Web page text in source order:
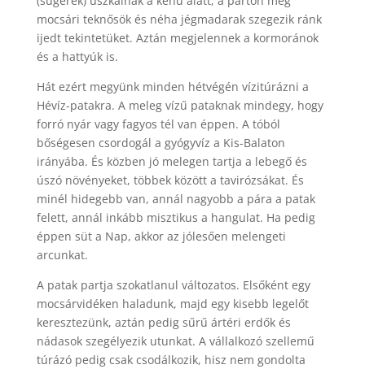
mocsári teknősök és néha jégmadarak szegezik ránk
ijedt tekintetüket. Aztán megjelennek a kormoránok
és a hattyúk is.
Hát ezért megyünk minden hétvégén vízitúrázni a
Hévíz-patakra. A meleg vízű pataknak mindegy, hogy
forró nyár vagy fagyos tél van éppen. A tóból
bőségesen csordogál a gyógyvíz a Kis-Balaton
irányába. És közben jó melegen tartja a lebegő és
úszó növényeket, többek között a tavirózsákat. És
minél hidegebb van, annál nagyobb a pára a patak
felett, annál inkább misztikus a hangulat. Ha pedig
éppen süt a Nap, akkor az jólesően melengeti
arcunkat.
A patak partja szokatlanul változatos. Elsőként egy
mocsárvidéken haladunk, majd egy kisebb legelőt
keresztezünk, aztán pedig sűrű ártéri erdők és
nádasok szegélyezik utunkat. A vállalkozó szellemű
túrázó pedig csak csodálkozik, hisz nem gondolta